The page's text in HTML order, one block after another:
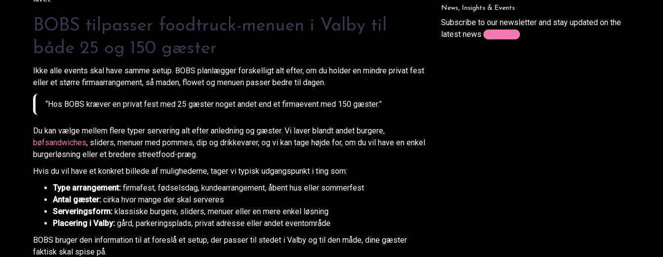
BOBS tilpasser foodtruck-menuen i Valby til
både 25 og 150 gæster
Ikke alle events skal have samme setup. BOBS planlægger forskelligt alt efter, om du holder en mindre privat fest
eller et større firmaarrangement, så maden, flowet og menuen passer bedre til dagen.
“Hos BOBS kræver en privat fest med 25 gæster noget andet end et firmaevent med 150 gæster.”
Du kan vælge mellem flere typer servering alt efter anledning og gæster. Vi laver blandt andet burgere,
bøfsandwiches, sliders, menuer med pommes, dip og drikkevarer, og vi kan tage højde for, om du vil have en enkel
burgerløsning eller et bredere streetfood-præg.
Hvis du vil have et konkret billede af mulighederne, tager vi typisk udgangspunkt i ting som:
Type arrangement: firmafest, fødselsdag, kundearrangement, åbent hus eller sommerfest
Antal gæster: cirka hvor mange der skal serveres
Serveringsform: klassiske burgere, sliders, menuer eller en mere enkel løsning
Placering i Valby: gård, parkeringsplads, privat adresse eller andet eventområde
BOBS bruger den information til at foreslå et setup, der passer til stedet i Valby og til den måde, dine gæster
faktisk skal spise på.
News, Insights & Events
Subscribe to our newsletter and stay updated on the
latest news Subscribe